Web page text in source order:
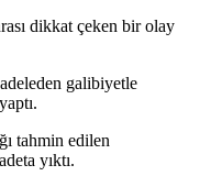
dikkat çeken bir olay
galibiyetle
tahmin edilen
yıktı.